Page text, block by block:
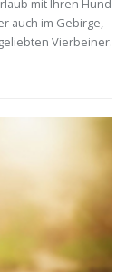
mit Ihren Hund
auch im Gebirge,
Vierbeiner.